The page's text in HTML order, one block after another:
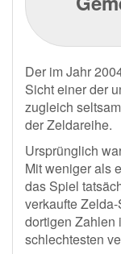
Der im Jahr
Sicht einer der
zugleich
der Zeldareihe.
Ursprünglich
Mit weniger als
das Spiel
verkaufte
dortigen Zahlen
schlechtesten